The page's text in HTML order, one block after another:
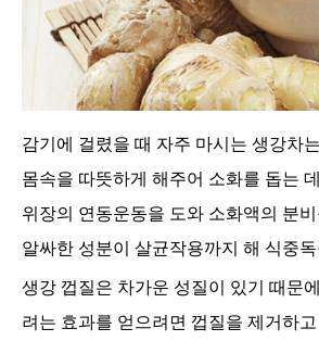
감기에 걸렸을 때 자주 마시는 생강차
몸속을 따뜻하게 해주어 소화를 돕는
위장의 연동운동을 도와 소화액의 분
알싸한 성분이 살균작용까지 해 식중
생강 껍질은 차가운 성질이 있기 때문
려는 효과를 얻으려면 껍질을 제거하